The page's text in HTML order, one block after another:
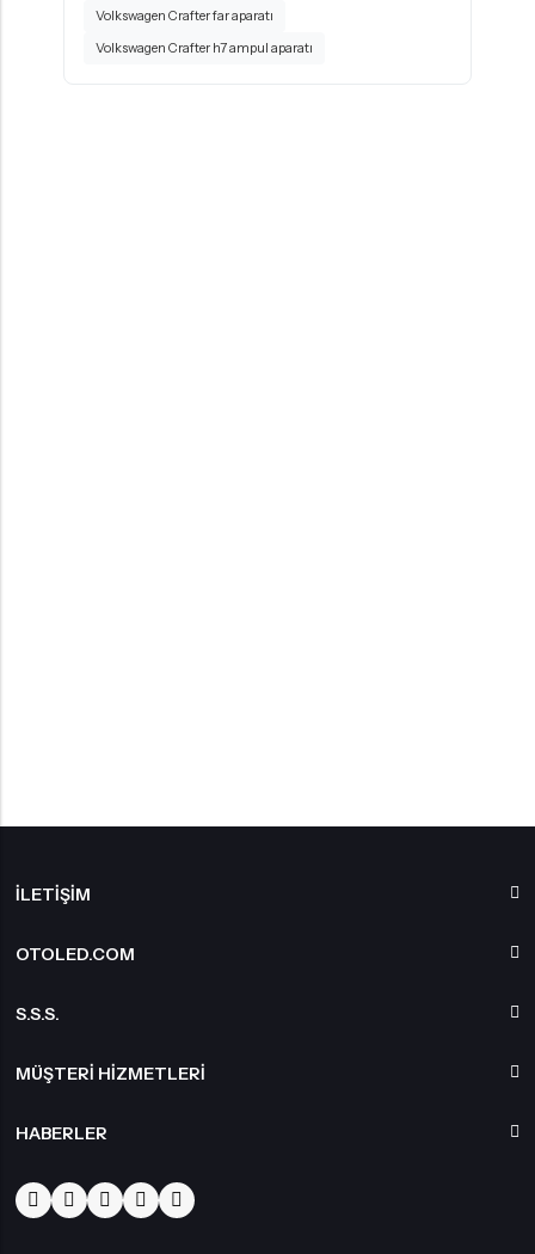
Volkswagen Crafter far aparatı
Volkswagen Crafter h7 ampul aparatı
İLETIŞIM
OTOLED.COM
S.S.S.
MÜŞTERI HIZMETLERI
HABERLER